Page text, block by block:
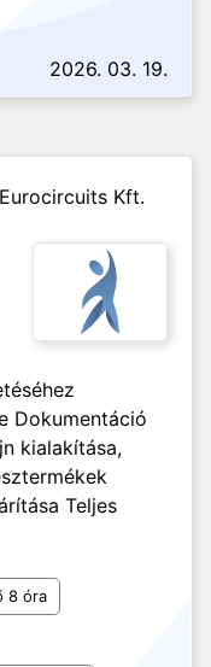
2026. 03. 19.
Eurocircuits Kft.
Dokumentáció
kialakítása,
Teljes
8 óra